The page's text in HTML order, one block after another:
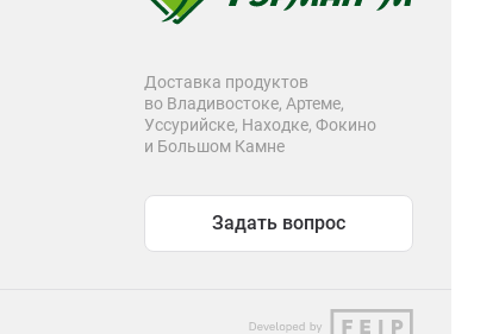
Доставка продуктов
во Владивостоке, Артеме,
Уссурийске, Находке, Фокино
и Большом Камне
Задать вопрос